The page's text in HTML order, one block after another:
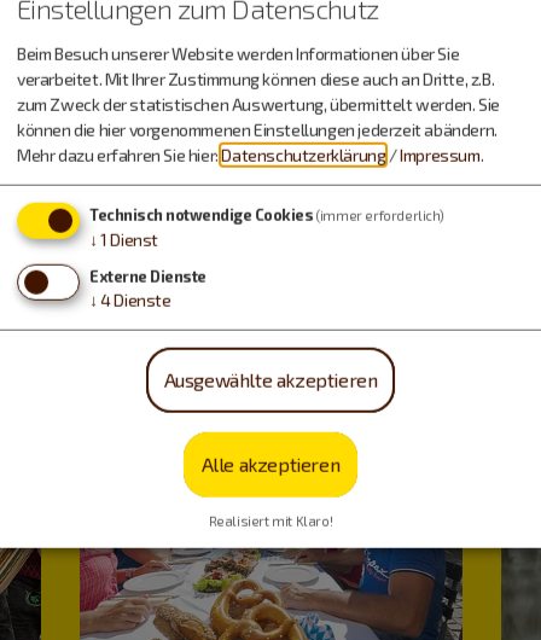
Urlaub machen, essen,
trinken…
Einstellungen zum Datenschutz
Beim Besuch unserer Website werden Informationen über Sie
verarbeitet. Mit Ihrer Zustimmung können diese auch an Dritte, z.B.
zum Zweck der statistischen Auswertung, übermittelt werden. Sie
können die hier vorgenommenen Einstellungen jederzeit abändern.
Mehr dazu erfahren Sie hier:Datenschutzerklärung /Impressum.
Technisch notwendige Cookies (immer erforderlich)
↓ 1 Dienst
Externe Dienste
↓ 4Dienste
Ausgewählte akzeptieren
Alle akzeptieren
Realisiert mit Klaro!